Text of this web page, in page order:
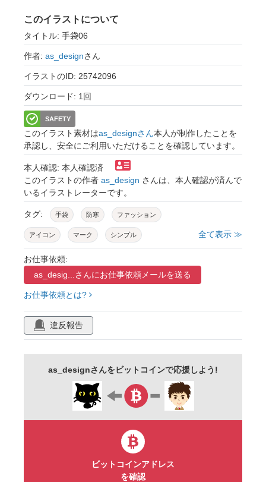
このイラストについて
タイトル: 手袋06
作者: as_designさん
イラストのID: 25742096
ダウンロード: 1回
SAFETY
このイラスト素材はas_designさん本人が制作したことを
承認し、安全にご利用いただけることを確認しています。
本人確認: 本人確認済
このイラストの作者 as_design さんは、本人確認が済んで
いるイラストレーターです。
タグ: 手袋 防寒 ファッション
アイコン マーク シンプル 全て表示 ≫
お仕事依頼:
as_desig...さんにお仕事依頼メールを送る
お仕事依頼とは?
違反報告
as_designさんをビットコインで応援しよう!
ビットコインアドレス
を確認